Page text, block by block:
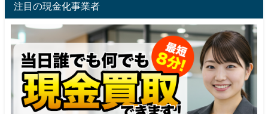
注目の現金化事業者